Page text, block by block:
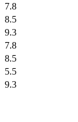
7.8
8.5
9.3
7.8
8.5
5.5
9.3